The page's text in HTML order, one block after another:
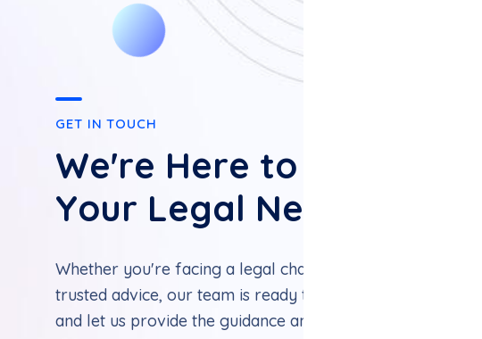
GET IN TOUCH
We're Here to
Your Legal Ne
Whether you're facing a legal challenge or just need
trusted advice, our team is ready to help. Reach out today
and let us provide the guidance and protection you